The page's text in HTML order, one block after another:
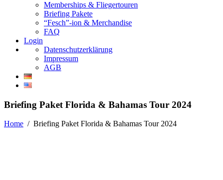
Memberships & Fliegertouren
Briefing Pakete
“Fesch”-ion & Merchandise
FAQ
Login
Datenschutzerklärung
Impressum
AGB
Briefing Paket Florida & Bahamas Tour 2024
Home / Briefing Paket Florida & Bahamas Tour 2024